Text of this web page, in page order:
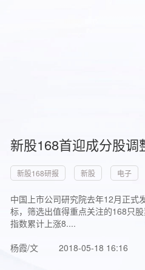
新股168首迎成分股
新股168研报 新股 电子
中国上市公司研究院去年12月正式
标，筛选出值得重点关注的168只
指数累计上涨8....
杨霞/文
2018-05-18 16:16